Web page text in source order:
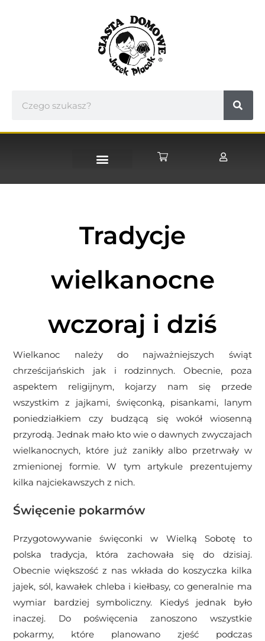
Tradycje
wielkanocne
wczoraj i dziś
Wielkanoc należy do najważniejszych świąt
chrześcijańskich jak i rodzinnych. Obecnie, poza
aspektem religijnym, kojarzy nam się przede
wszystkim z jajkami, święconką, pisankami, lanym
poniedziałkiem czy budzącą się wokół wiosenną
przyrodą. Jednak mało kto wie o dawnych zwyczajach
wielkanocnych, które już zanikły albo przetrwały w
zmienionej formie. W tym artykule prezentujemy
kilka najciekawszych z nich.
Święcenie pokarmów
Przygotowywanie święconki w Wielką Sobotę to
polska tradycja, która zachowała się do dzisiaj.
Obecnie większość z nas wkłada do koszyczka kilka
jajek, sól, kawałek chleba i kiełbasy, co generalnie ma
wymiar bardziej symboliczny. Kiedyś jednak było
inaczej. Do poświęcenia zanoszono wszystkie
pokarmy, które planowano zjeść podczas